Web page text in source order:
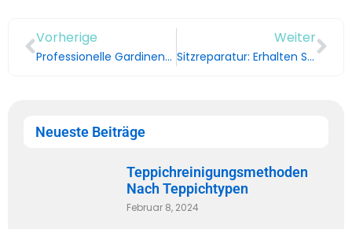
Vorherige
Professionelle Gardinenreinigung: Bringen Sie Ihre Gardinen wieder zum Leuchten
Weiter
Sitzreparatur: Erhalten Sie den Sitzkomfort zurück in Duisburg
Neueste Beiträge
Teppichreinigungsmethoden
Nach Teppichtypen
Februar 8, 2024